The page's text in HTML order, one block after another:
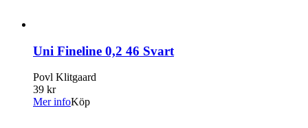
Uni Fineline 0,2 46 Svart
Povl Klitgaard
39 kr
Mer infoKöp